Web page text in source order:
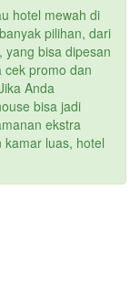
hotel mewah di
pilihan, dari
yang bisa dipesan
cek promo dan
Anda
bisa jadi
ekstra
luas, hotel